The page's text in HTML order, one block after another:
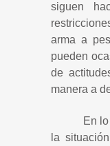
siguen
arma a
pueden
de
manera a
En
la